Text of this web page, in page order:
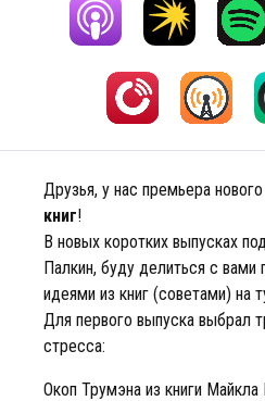
Друзья, у нас премьера
книг!
В новых коротких выпусках
Палкин, буду делиться с
идеями из книг (советами) на
Для первого выпуска выбрал
стресса:
Окоп Трумэна из книги